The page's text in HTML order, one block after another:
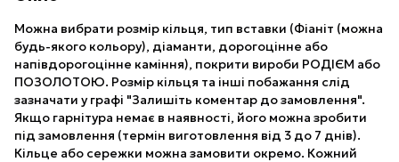
Можна вибрати розмір кільця, тип вставки (Фіаніт (можна
будь-якого кольору), діаманти, дорогоцінне або
напівдорогоцінне каміння), покрити вироби РОДІЄМ або
ПОЗОЛОТОЮ. Розмір кільця та інші побажання слід
зазначати у графі "Залишіть коментар до замовлення".
Якщо гарнітура немає в наявності, його можна зробити
під замовлення (термін виготовлення від 3 до 7 днів).
Кільце або сережки можна замовити окремо. Кожний